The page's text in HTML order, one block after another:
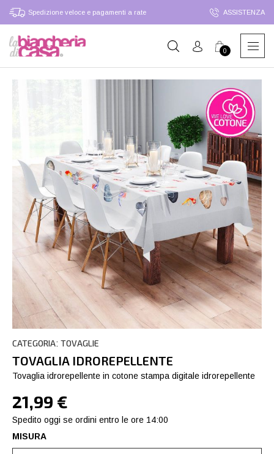
Spedizione veloce e pagamenti a rate ASSISTENZA
0
CATEGORIA: TOVAGLIE
TOVAGLIA IDROREPELLENTE
Tovaglia idrorepellente in cotone stampa digitale idrorepellente
21,99 €
Spedito oggi se ordini entro le ore 14:00
MISURA